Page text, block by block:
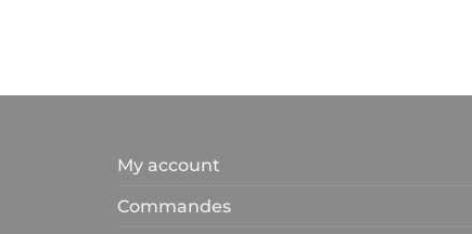
My account
Commandes